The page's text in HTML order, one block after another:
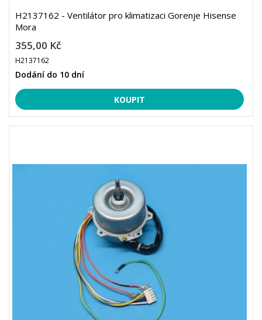
H2137162 - Ventilátor pro klimatizaci Gorenje Hisense
Mora
355,00 Kč
H2137162
Dodání do 10 dní